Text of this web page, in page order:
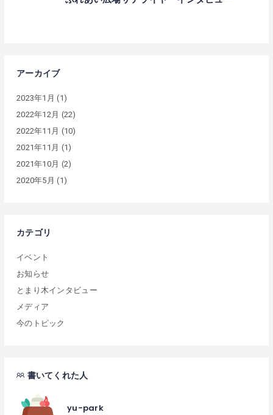
アーカイブ
2023年1月 (1)
2022年12月 (22)
2022年11月 (10)
2021年11月 (1)
2021年10月 (2)
2020年5月 (1)
カテゴリ
イベント
お知らせ
とまり木インタビュー
メディア
今のトピック
書いてくれた人
yu-park